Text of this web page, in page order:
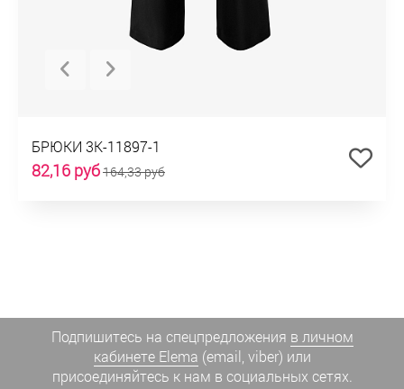
БРЮКИ 3К-11897-1
82,16 руб164,33 руб
Подпишитесь на спецпредложения в личном
кабинете Elema (email, viber) или
присоединяйтесь к нам в социальных сетях.